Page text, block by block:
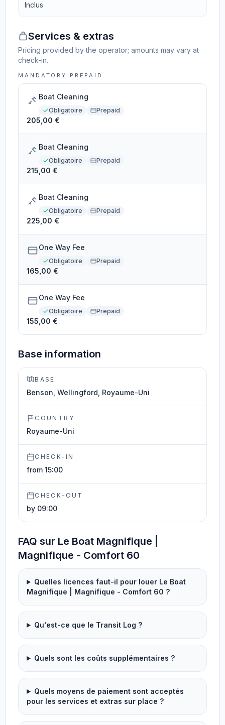
Inclus
Services & extras
Pricing provided by the operator; amounts may vary at
check-in.
MANDATORY PREPAID
Boat Cleaning
Obligatoire Prepaid
205,00 €
Boat Cleaning
Obligatoire Prepaid
215,00 €
Boat Cleaning
Obligatoire Prepaid
225,00 €
One Way Fee
Obligatoire Prepaid
165,00 €
One Way Fee
Obligatoire Prepaid
155,00 €
Base information
BASE
Benson, Wellingford, Royaume-Uni
COUNTRY
Royaume-Uni
CHECK-IN
from 15:00
CHECK-OUT
by 09:00
FAQ sur Le Boat Magnifique |
Magnifique - Comfort 60
Quelles licences faut-il pour louer Le Boat
Magnifique | Magnifique - Comfort 60 ?
Qu'est-ce que le Transit Log ?
Quels sont les coûts supplémentaires ?
Quels moyens de paiement sont acceptés
pour les services et extras sur place ?